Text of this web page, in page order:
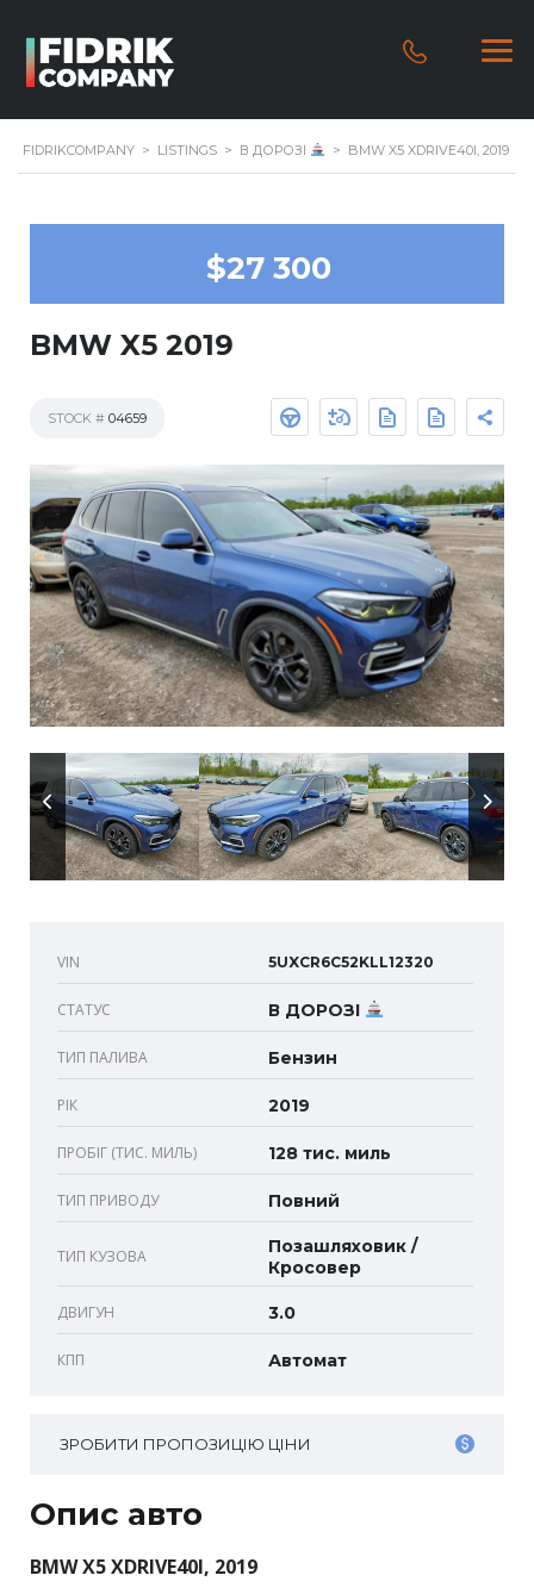
FIDRIKCOMPANY > LISTINGS > В ДОРОЗІ > BMW X5 XDRIVE40I, 2019
$27 300
BMW X5 2019
STOCK # 04659
VIN 5UXCR6C52KLL12320
СТАТУС В ДОРОЗІ
ТИП ПАЛИВА Бензин
РІК 2019
ПРОБІГ (ТИС. МИЛЬ) 128 тис. миль
ТИП ПРИВОДУ Повний
ТИП КУЗОВА
Позашляховик /
Кросовер
ДВИГУН 3.0
КПП Автомат
ЗРОБИТИ ПРОПОЗИЦІЮ ЦІНИ
Опис авто
BMW X5 XDRIVE40I, 2019